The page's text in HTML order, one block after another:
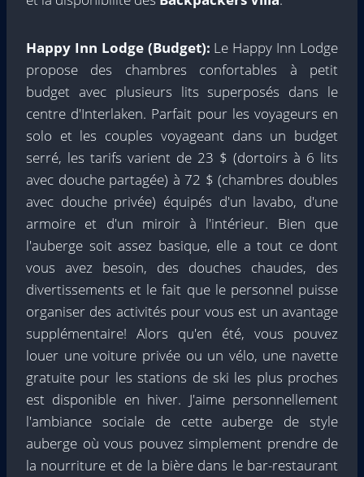
Happy Inn Lodge (Budget): Le Happy Inn Lodge
propose des chambres confortables à petit
budget avec plusieurs lits superposés dans le
centre d'Interlaken. Parfait pour les voyageurs en
solo et les couples voyageant dans un budget
serré, les tarifs varient de 23 $ (dortoirs à 6 lits
avec douche partagée) à 72 $ (chambres doubles
avec douche privée) équipés d'un lavabo, d'une
armoire et d'un miroir à l'intérieur. Bien que
l'auberge soit assez basique, elle a tout ce dont
vous avez besoin, des douches chaudes, des
divertissements et le fait que le personnel puisse
organiser des activités pour vous est un avantage
supplémentaire! Alors qu'en été, vous pouvez
louer une voiture privée ou un vélo, une navette
gratuite pour les stations de ski les plus proches
est disponible en hiver. J'aime personnellement
l'ambiance sociale de cette auberge de style
auberge où vous pouvez simplement prendre de
la nourriture et de la bière dans le bar-restaurant